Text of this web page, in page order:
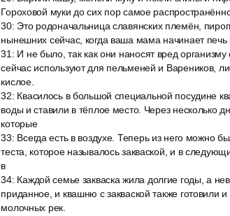
Гороховой муки до сих пор самое
30: Это родоначальница славянских племён,
нынешних сейчас, когда ваша мама начинает печь
31 : И не было, так как они наносят вред организму
сейчас используют для пельменей и Вареников,
кислое.
32: Квасилось в большой специальной посудине
воды и ставили в тёплое место. Через несколько
которые
33: Всегда есть в воздухе. Теперь из него можно
теста, которое называлось закваской, и в
в
34: Каждой семье закваска жила долгие годы, а
приданное, и квашню с закваской также готовили
молочных рек.